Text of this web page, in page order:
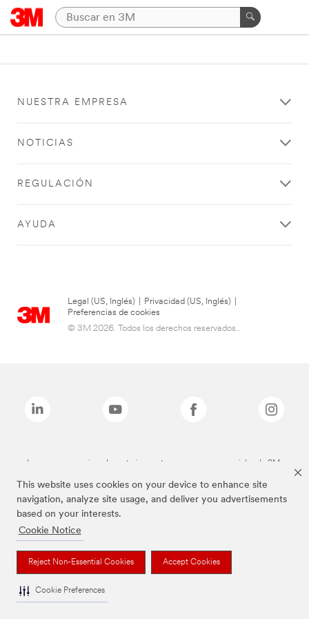
This website uses cookies on your device to enhance site
navigation, analyze site usage, and deliver you advertisements
based on your interests.
Cookie Notice
Reject Non-Essential Cookies Accept Cookies
Cookie Preferences
NUESTRA EMPRESA
NOTICIAS
REGULACIÓN
AYUDA
Legal (US, Inglés) Privacidad (US, Inglés)
Preferencias de cookies
© 3M 2026. Todos los derechos reservados..
Las marcas mencionadas anteriormente son marcas comerciales de 3M.